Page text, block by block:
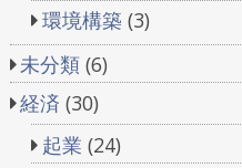
環境構築 (3)
未分類 (6)
経済 (30)
起業 (24)